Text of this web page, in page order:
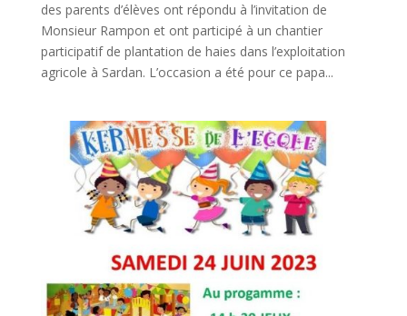
des parents d’élèves ont répondu à l’invitation de
Monsieur Rampon et ont participé à un chantier
participatif de plantation de haies dans l’exploitation
agricole à Sardan. L’occasion a été pour ce papa...